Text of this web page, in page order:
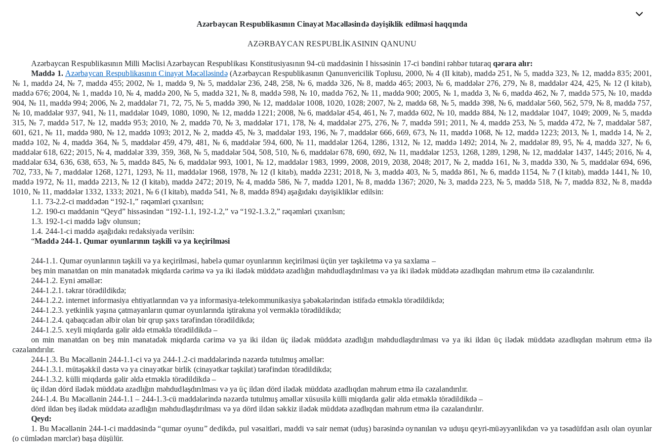
Azərbaycan Respublikasının Cinayət Məcəlləsində dəyişiklik edilməsi haqqında
AZƏRBAYCAN RESPUBLİKASININ QANUNU
Azərbaycan Respublikasının Milli Məclisi Azərbaycan Respublikası Konstitusiyasının 94-cü maddəsinin I hissəsinin 17-ci bəndini rəhbər tutaraqqərara alır:
Maddə 1. Azərbaycan Respublikasının Cinayət Məcəlləsində(Azərbaycan Respublikasının Qanunvericilik Toplusu, 2000, № 4 (II kitab), maddə 251, № 5, maddə 323, № 12, maddə 835; 2001,
№ 1, maddə 24, № 7, maddə 455; 2002, № 1, maddə 9, № 5, maddələr 236, 248, 258, № 6, maddə 326, № 8, maddə 465; 2003, № 6, maddələr 276, 279, № 8, maddələr 424, 425, № 12 (I kitab),
maddə 676; 2004, № 1, maddə 10, № 4, maddə 200, № 5, maddə 321, № 8, maddə 598, № 10, maddə 762, № 11, maddə 900; 2005, № 1, maddə 3, № 6, maddə 462, № 7, maddə 575, № 10, maddə
904, № 11, maddə 994; 2006, № 2, maddələr 71, 72, 75, № 5, maddə 390, № 12, maddələr 1008, 1020, 1028; 2007, № 2, maddə 68, № 5, maddə 398, № 6, maddələr 560, 562, 579, № 8, maddə 757,
№ 10, maddələr 937, 941, № 11, maddələr 1049, 1080, 1090, № 12, maddə 1221; 2008, № 6, maddələr 454, 461, № 7, maddə 602, № 10, maddə 884, № 12, maddələr 1047, 1049; 2009, № 5, maddə
315, № 7, maddə 517, № 12, maddə 953; 2010, № 2, maddə 70, № 3, maddələr 171, 178, № 4, maddələr 275, 276, № 7, maddə 591; 2011, № 4, maddə 253, № 5, maddə 472, № 7, maddələr 587,
601, 621, № 11, maddə 980, № 12, maddə 1093; 2012, № 2, maddə 45, № 3, maddələr 193, 196, № 7, maddələr 666, 669, 673, № 11, maddə 1068, № 12, maddə 1223; 2013, № 1, maddə 14, № 2,
maddə 102, № 4, maddə 364, № 5, maddələr 459, 479, 481, № 6, maddələr 594, 600, № 11, maddələr 1264, 1286, 1312, № 12, maddə 1492; 2014, № 2, maddələr 89, 95, № 4, maddə 327, № 6,
maddələr 618, 622; 2015, № 4, maddələr 339, 359, 368, № 5, maddələr 504, 508, 510, № 6, maddələr 678, 690, 692, № 11, maddələr 1253, 1268, 1289, 1298, № 12, maddələr 1437, 1445; 2016, № 4,
maddələr 634, 636, 638, 653, № 5, maddə 845, № 6, maddələr 993, 1001, № 12, maddələr 1983, 1999, 2008, 2019, 2038, 2048; 2017, № 2, maddə 161, № 3, maddə 330, № 5, maddələr 694, 696,
702, 733, № 7, maddələr 1268, 1271, 1293, № 11, maddələr 1968, 1978, № 12 (I kitab), maddə 2231; 2018, № 3, maddə 403, № 5, maddə 861, № 6, maddə 1154, № 7 (I kitab), maddə 1441, № 10,
maddə 1972, № 11, maddə 2213, № 12 (I kitab), maddə 2472; 2019, № 4, maddə 586, № 7, maddə 1201, № 8, maddə 1367; 2020, № 3, maddə 223, № 5, maddə 518, № 7, maddə 832, № 8, maddə
1010, № 11, maddələr 1332, 1333; 2021, № 6 (I kitab), maddə 541, № 8, maddə 894) aşağıdakı dəyişikliklər edilsin:
1.1. 73-2.2-ci maddədən “192-1,” rəqəmləri çıxarılsın;
1.2. 190-cı maddənin “Qeyd” hissəsindən “192-1.1, 192-1.2,” və “192-1.3.2,” rəqəmləri çıxarılsın;
1.3. 192-1-ci maddə ləğv olunsun;
1.4. 244-1-ci maddə aşağıdakı redaksiyada verilsin:
“Maddə 244-1. Qumar oyunlarının təşkili və ya keçirilməsi
244-1.1. Qumar oyunlarının təşkili və ya keçirilməsi, habelə qumar oyunlarının keçirilməsi üçün yer təşkiletmə və ya saxlama –
beş min manatdan on min manatadək miqdarda cərimə və ya iki ilədək müddətə azadlığın məhdudlaşdırılması və ya iki ilədək müddətə azadlıqdan məhrum etmə ilə cəzalandırılır.
244-1.2. Eyni əməllər:
244-1.2.1. təkrar törədildikdə;
244-1.2.2. internet informasiya ehtiyatlarından və ya informasiya-telekommunikasiya şəbəkələrindən istifadə etməklə törədildikdə;
244-1.2.3. yetkinlik yaşına çatmayanların qumar oyunlarında iştirakına yol verməklə törədildikdə;
244-1.2.4. qabaqcadan əlbir olan bir qrup şəxs tərəfindən törədildikdə;
244-1.2.5. xeyli miqdarda gəlir əldə etməklə törədildikdə –
on min manatdan on beş min manatadək miqdarda cərimə və ya iki ildən üç ilədək müddətə azadlığın məhdudlaşdırılması və ya iki ildən üç ilədək müddətə azadlıqdan məhrum etmə ilə
cəzalandırılır.
244-1.3. Bu Məcəllənin 244-1.1-ci və ya 244-1.2-ci maddələrində nəzərdə tutulmuş əməllər:
244-1.3.1. mütəşəkkil dəstə və ya cinayətkar birlik (cinayətkar təşkilat) tərəfindən törədildikdə;
244-1.3.2. külli miqdarda gəlir əldə etməklə törədildikdə –
üç ildən dörd ilədək müddətə azadlığın məhdudlaşdırılması və ya üç ildən dörd ilədək müddətə azadlıqdan məhrum etmə ilə cəzalandırılır.
244-1.4. Bu Məcəllənin 244-1.1 – 244-1.3-cü maddələrində nəzərdə tutulmuş əməllər xüsusilə külli miqdarda gəlir əldə etməklə törədildikdə –
dörd ildən beş ilədək müddətə azadlığın məhdudlaşdırılması və ya dörd ildən səkkiz ilədək müddətə azadlıqdan məhrum etmə ilə cəzalandırılır.
Qeyd:
1. Bu Məcəllənin 244-1-ci maddəsində “qumar oyunu” dedikdə, pul vəsaitləri, maddi və sair nemət (uduş) barəsində oynanılan və uduşu qeyri-müəyyənlikdən və ya təsadüfdən asılı olan oyunlar
(o cümlədən mərclər) başa düşülür.